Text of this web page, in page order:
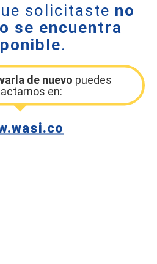
solicitaste no
se encuentra
.
de nuevo puedes
en: